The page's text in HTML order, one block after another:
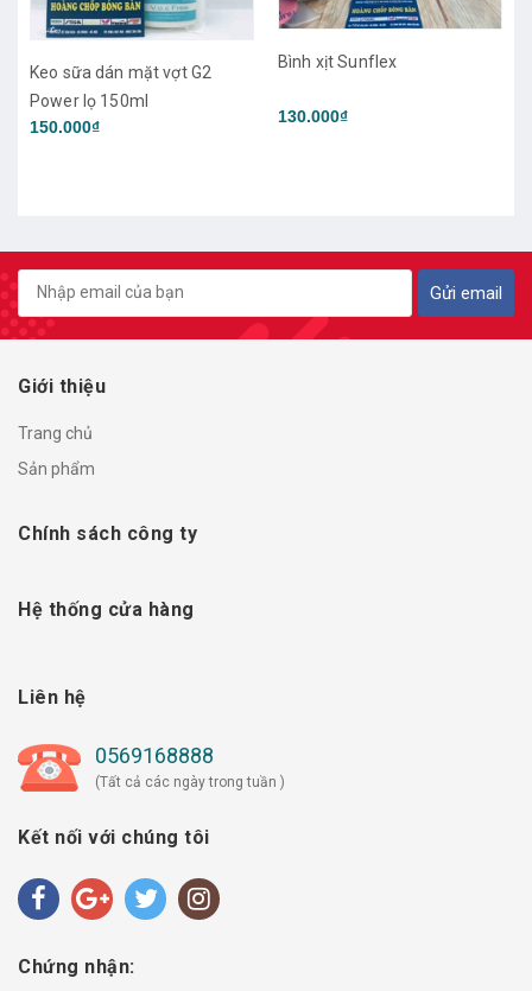
G2
Bình xịt Sunflex
Gửi email
Giới thiệu
Trang chủ
Sản phẩm
Chính sách công ty
Hệ thống cửa hàng
Liên hệ
0569168888
(Tất cả các ngày trong tuần )
Kết nối với chúng tôi
Chứng nhận: